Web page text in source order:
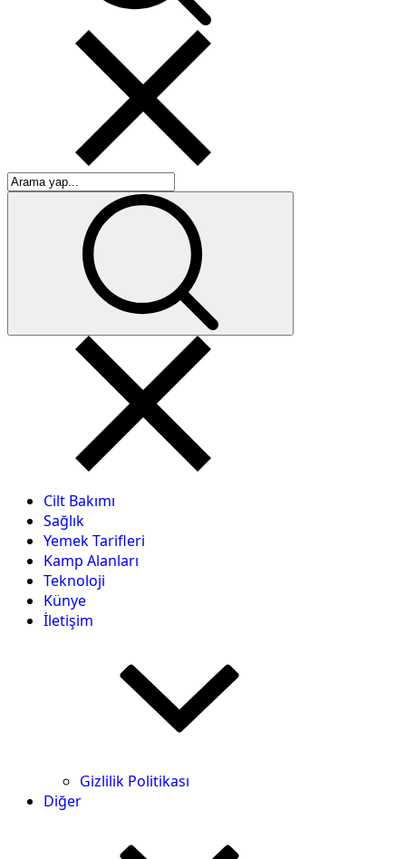
Cilt Bakımı
Sağlık
Yemek Tarifleri
Kamp Alanları
Teknoloji
Künye
İletişim
Gizlilik Politikası
Diğer